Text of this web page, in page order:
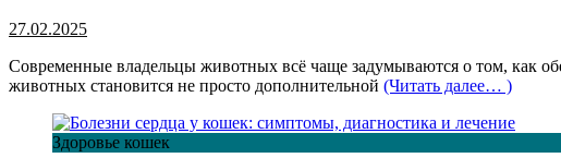
27.02.2025
Современные владельцы животных всё чаще задумываются о том, как
животных становится не просто дополнительной (Читать далее… )
Здоровье кошек